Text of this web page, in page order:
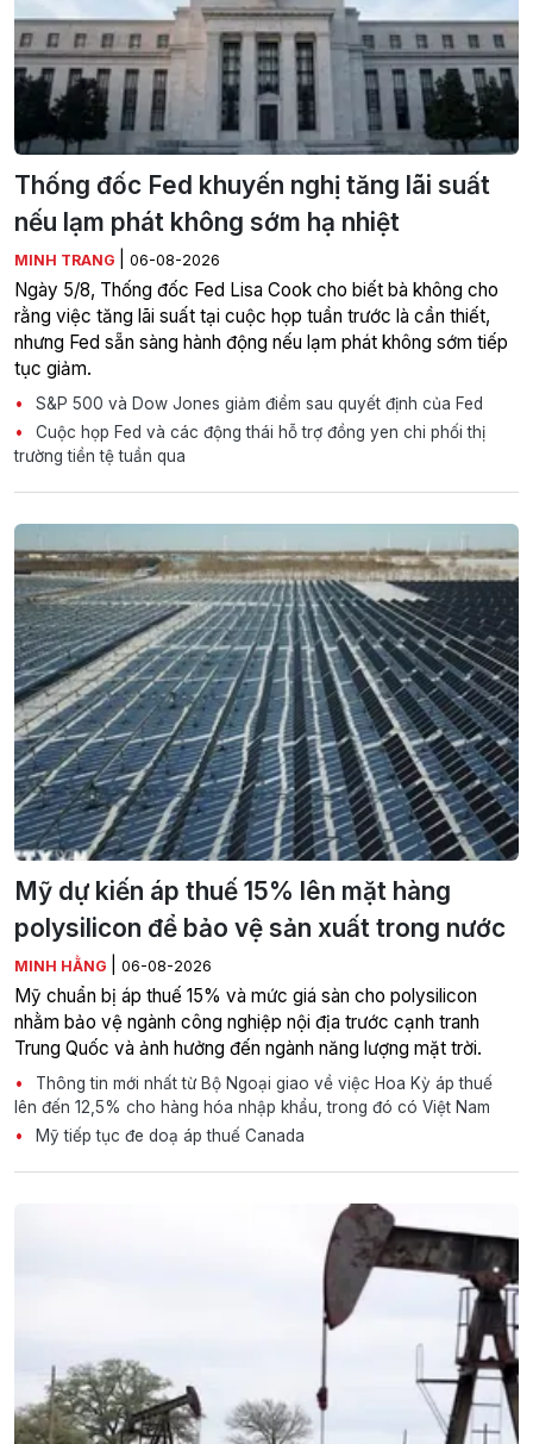
Thống đốc Fed khuyến nghị tăng lãi suất
nếu lạm phát không sớm hạ nhiệt
MINH TRANG 06-08-2026
Ngày 5/8, Thống đốc Fed Lisa Cook cho biết bà không cho
rằng việc tăng lãi suất tại cuộc họp tuần trước là cần thiết,
nhưng Fed sẵn sàng hành động nếu lạm phát không sớm tiếp
tục giảm.
S&P 500 và Dow Jones giảm điểm sau quyết định của Fed
Cuộc họp Fed và các động thái hỗ trợ đồng yen chi phối thị
trường tiền tệ tuần qua
Mỹ dự kiến áp thuế 15% lên mặt hàng
polysilicon để bảo vệ sản xuất trong nước
MINH HẰNG 06-08-2026
Mỹ chuẩn bị áp thuế 15% và mức giá sàn cho polysilicon
nhằm bảo vệ ngành công nghiệp nội địa trước cạnh tranh
Trung Quốc và ảnh hưởng đến ngành năng lượng mặt trời.
Thông tin mới nhất từ Bộ Ngoại giao về việc Hoa Kỳ áp thuế
lên đến 12,5% cho hàng hóa nhập khẩu, trong đó có Việt Nam
Mỹ tiếp tục đe doạ áp thuế Canada